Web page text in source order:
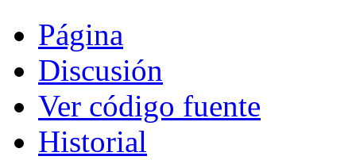
Página
Discusión
Ver código fuente
Historial